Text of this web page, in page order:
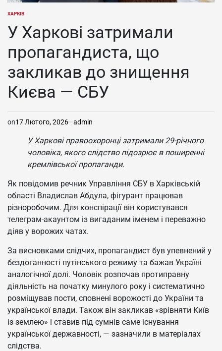
ОПУБЛІКУВАТИ
ХАРКІВ
У Харкові затримали
пропагандиста, що
закликав до знищення
Києва — СБУ
on17 Лютого, 2026 admin
У Харкові правоохоронці затримали 29-річного
чоловіка, якого слідство підозрює в поширенні
кремлівської пропаганди.
Як повідомив речник Управління СБУ в Харківській
області Владислав Абдула, фігурант працював
різноробочим. Для конспірації він користувався
телеграм-акаунтом із вигаданим іменем і переважно
діяв у ворожих чатах.
За висновками слідчих, пропагандист був упевнений у
бездоганності путінського режиму та бажав Україні
аналогічної долі. Чоловік розпочав протиправну
діяльність на початку минулого року і систематично
розміщував пости, сповнені ворожості до України та
української влади. Також він закликав «зрівняти Київ
із землею» і ставив під сумнів саме існування
української державності, — зазначили в матеріалах
слідства.